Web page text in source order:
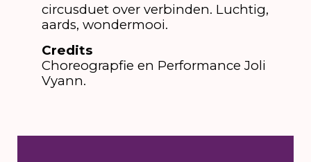
circusduet over verbinden. Luchtig,
aards, wondermooi.
Credits
Choreograpfie en Performance Joli
Vyann.